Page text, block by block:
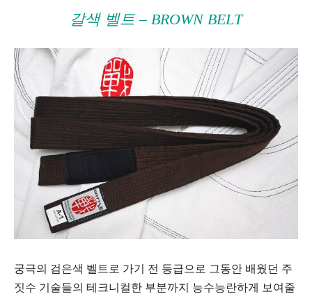
갈색 벨트 – BROWN BELT
궁극의 검은색 벨트로 가기 전 등급으로 그동안 배웠던 주
짓수 기술들의 테크니컬한 부분까지 능수능란하게 보여줄